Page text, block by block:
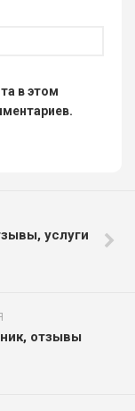
в этом
услуги
отзывы